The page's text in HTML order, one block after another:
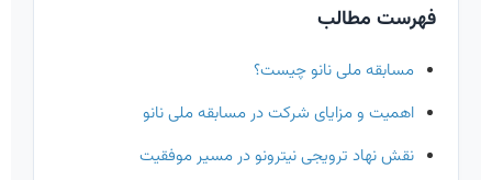
فهرست مطالب
مسابقه ملی نانو چیست؟
اهمیت و مزایای شرکت در مسابقه ملی نانو
نقش نهاد ترویجی نیترونو در مسیر موفقیت